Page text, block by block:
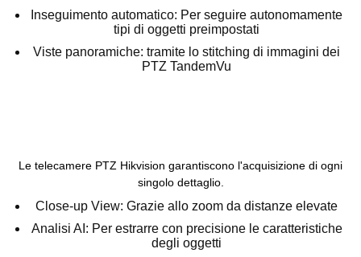
Inseguimento automatico: Per seguire autonomamente
tipi di oggetti preimpostati
Viste panoramiche: tramite lo stitching di immagini dei
PTZ TandemVu
Le telecamere PTZ Hikvision garantiscono l'acquisizione di ogni
singolo dettaglio.
Close-up View: Grazie allo zoom da distanze elevate
Analisi AI: Per estrarre con precisione le caratteristiche
degli oggetti